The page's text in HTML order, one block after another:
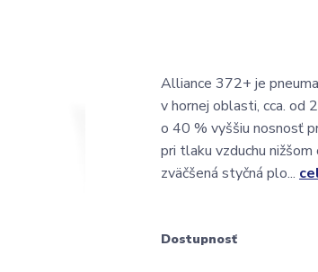
Alliance 372+ je
v hornej oblasti, cca. od
o 40 % vyššiu nosnosť
pri tlaku vzduchu
zväčšená styčná plo...
Dostupnosť